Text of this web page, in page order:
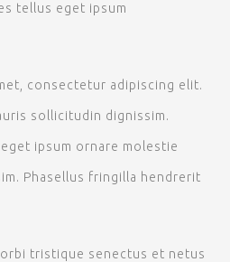
tellus eget ipsum
consectetur adipiscing elit.
sollicitudin dignissim.
ipsum ornare molestie
Phasellus fringilla hendrerit
tristique senectus et netus